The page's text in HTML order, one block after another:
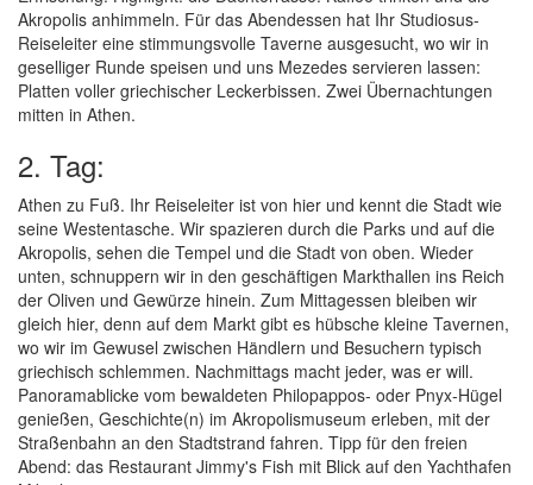
Akropolis anhimmeln. Für das Abendessen hat Ihr Studiosus-
Reiseleiter eine stimmungsvolle Taverne ausgesucht, wo wir in
geselliger Runde speisen und uns Mezedes servieren lassen:
Platten voller griechischer Leckerbissen. Zwei Übernachtungen
mitten in Athen.
2. Tag:
Athen zu Fuß. Ihr Reiseleiter ist von hier und kennt die Stadt wie
seine Westentasche. Wir spazieren durch die Parks und auf die
Akropolis, sehen die Tempel und die Stadt von oben. Wieder
unten, schnuppern wir in den geschäftigen Markthallen ins Reich
der Oliven und Gewürze hinein. Zum Mittagessen bleiben wir
gleich hier, denn auf dem Markt gibt es hübsche kleine Tavernen,
wo wir im Gewusel zwischen Händlern und Besuchern typisch
griechisch schlemmen. Nachmittags macht jeder, was er will.
Panoramablicke vom bewaldeten Philopappos- oder Pnyx-Hügel
genießen, Geschichte(n) im Akropolismuseum erleben, mit der
Straßenbahn an den Stadtstrand fahren. Tipp für den freien
Abend: das Restaurant Jimmy's Fish mit Blick auf den Yachthafen